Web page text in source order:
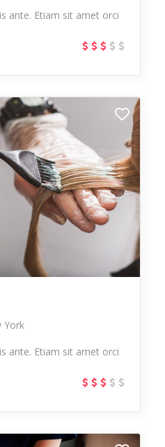
ante. Etiam sit amet orci
York
ante. Etiam sit amet orci